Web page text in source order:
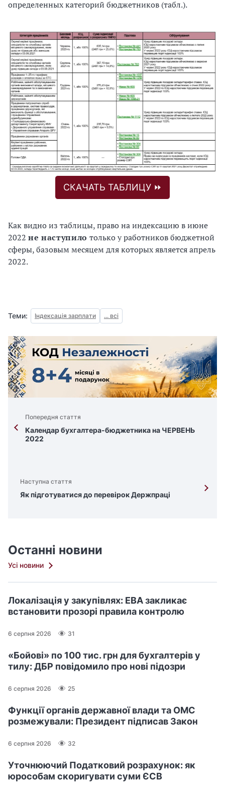
определенных категорий бюджетников (табл.).
СКАЧАТЬ ТАБЛИЦУ ⏩
Как видно из таблицы, право на индексацию в июне
2022 не наступило только у работников бюджетной
сферы, базовым месяцем для которых является апрель
2022.
Теми: Індексація зарплати ... всі
Попередня стаття
Календар бухгалтера-бюджетника на ЧЕРВЕНЬ
2022
Наступна стаття
Як підготуватися до перевірок Держпраці
Останні новини
Усі новини
Локалізація у закупівлях: ЕВА закликає
встановити прозорі правила контролю
6 серпня 2026 31
«Бойові» по 100 тис. грн для бухгалтерів у
тилу: ДБР повідомило про нові підозри
6 серпня 2026 25
Функції органів державної влади та ОМС
розмежували: Президент підписав Закон
6 серпня 2026 32
Уточнюючий Податковий розрахунок: як
юрособам скоригувати суми ЄСВ